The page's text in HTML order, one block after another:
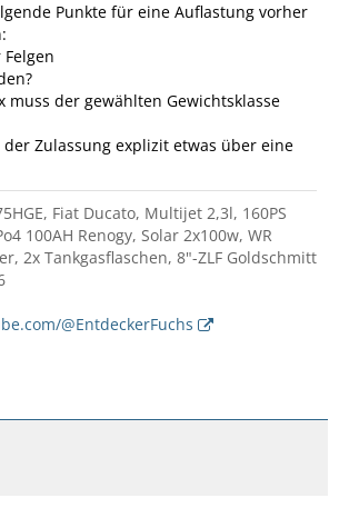
Punkte für eine Auflastung vorher
muss der gewählten Gewichtsklasse
Zulassung explizit etwas über eine
Fiat Ducato, Multijet 2,3l, 160PS
100AH Renogy, Solar 2x100w, WR
2x Tankgasflaschen, 8"-ZLF Goldschmitt
@EntdeckerFuchs